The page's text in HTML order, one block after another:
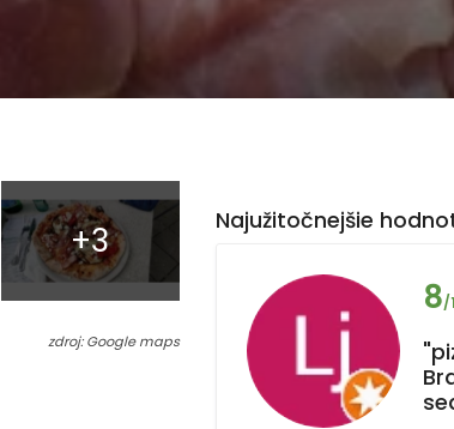
+3
zdroj: Google maps
Najužitočnejšie
8/